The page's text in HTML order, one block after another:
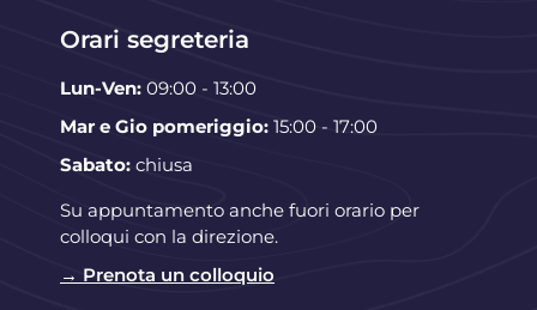
Orari segreteria
Lun-Ven: 09:00 - 13:00
Mar e Gio pomeriggio: 15:00 - 17:00
Sabato: chiusa
Su appuntamento anche fuori orario per
colloqui con la direzione.
→ Prenota un colloquio